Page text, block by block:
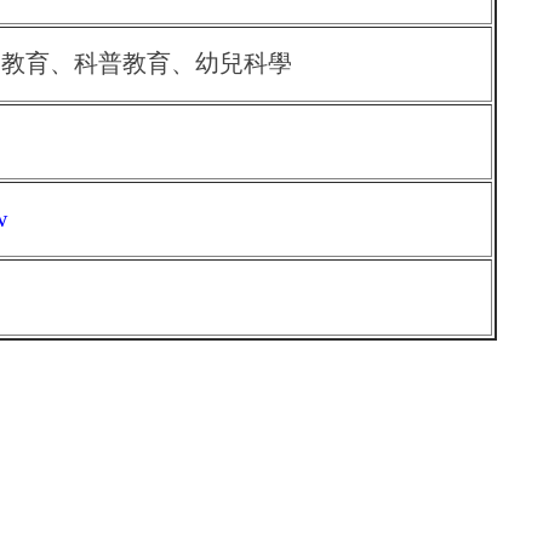
育、科普教育、幼兒科學